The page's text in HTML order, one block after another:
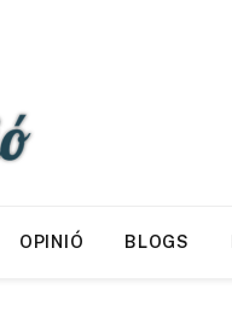
OPINIÓ BLOGS